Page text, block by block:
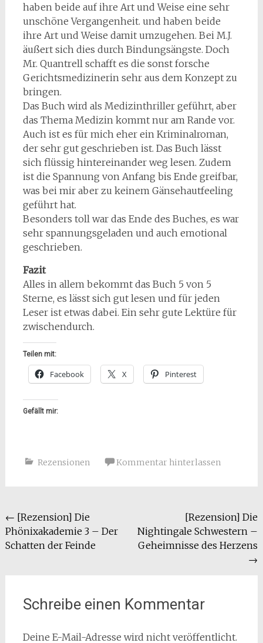
haben beide auf ihre Art und Weise eine sehr
unschöne Vergangenheit. und haben beide
ihre Art und Weise damit umzugehen. Bei M.J.
äußert sich dies durch Bindungsängste. Doch
Mr. Quantrell schafft es die sonst forsche
Gerichtsmedizinerin sehr aus dem Konzept zu
bringen.
Das Buch wird als Medizinthriller geführt, aber
das Thema Medizin kommt nur am Rande vor.
Auch ist es für mich eher ein Kriminalroman,
der sehr gut geschrieben ist. Das Buch lässt
sich flüssig hintereinander weg lesen. Zudem
ist die Spannung von Anfang bis Ende greifbar,
was bei mir aber zu keinem Gänsehautfeeling
geführt hat.
Besonders toll war das Ende des Buches, es war
sehr spannungsgeladen und auch emotional
geschrieben.
Fazit
Alles in allem bekommt das Buch 5 von 5
Sterne, es lässt sich gut lesen und für jeden
Leser ist etwas dabei. Ein sehr gute Lektüre für
zwischendurch.
Teilen mit:
Facebook X Pinterest
Gefällt mir:
Rezensionen Kommentar hinterlassen
Beitragsnavigation
← [Rezension] Die
Phönixakademie 3 – Der
Schatten der Feinde
[Rezension] Die
Nightingale Schwestern –
Geheimnisse des Herzens
→
Schreibe einen Kommentar
Deine E-Mail-Adresse wird nicht veröffentlicht.